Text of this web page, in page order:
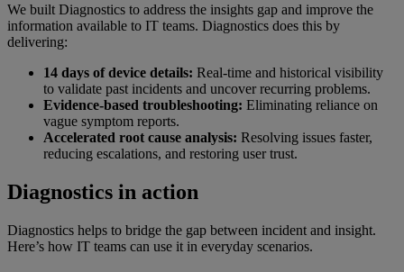
We built Diagnostics to address the insights gap and improve the
information available to IT teams. Diagnostics does this by
delivering:
14 days of device details: Real-time and historical visibility
to validate past incidents and uncover recurring problems.
Evidence-based troubleshooting: Eliminating reliance on
vague symptom reports.
Accelerated root cause analysis: Resolving issues faster,
reducing escalations, and restoring user trust.
Diagnostics in action
Diagnostics helps to bridge the gap between incident and insight.
Here’s how IT teams can use it in everyday scenarios.